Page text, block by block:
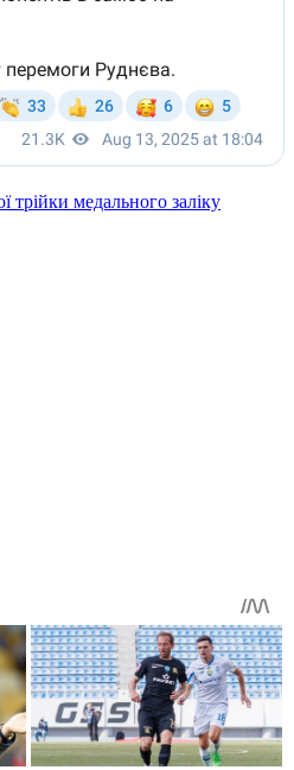
трійки медального заліку